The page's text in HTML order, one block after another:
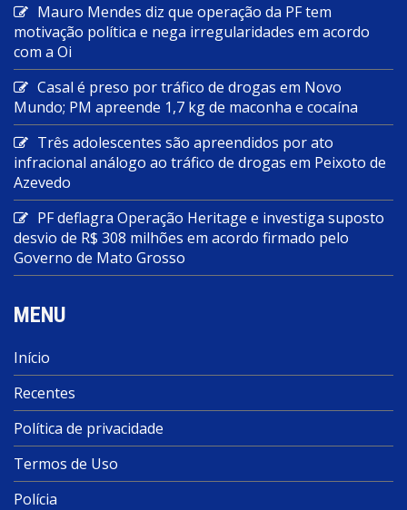
Mauro Mendes diz que operação da PF tem
motivação política e nega irregularidades em acordo
com a Oi
Casal é preso por tráfico de drogas em Novo
Mundo; PM apreende 1,7 kg de maconha e cocaína
Três adolescentes são apreendidos por ato
infracional análogo ao tráfico de drogas em Peixoto de
Azevedo
PF deflagra Operação Heritage e investiga suposto
desvio de R$ 308 milhões em acordo firmado pelo
Governo de Mato Grosso
MENU
Início
Recentes
Política de privacidade
Termos de Uso
Polícia